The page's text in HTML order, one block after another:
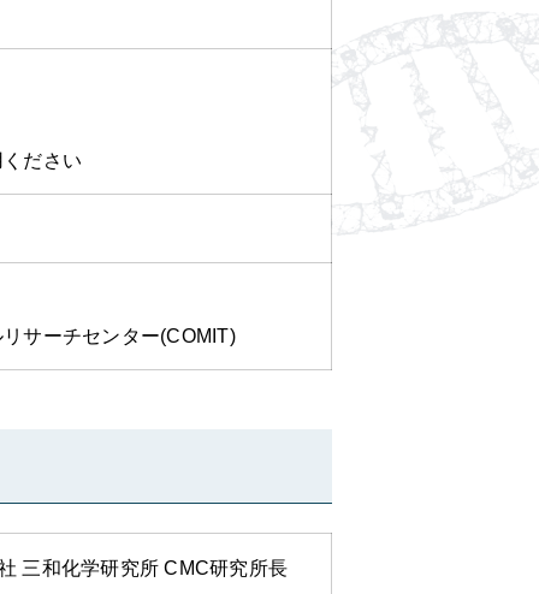
ださい
サーチセンター(COMIT)
三和化学研究所 CMC研究所長